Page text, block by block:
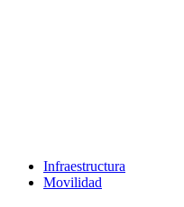
Infraestructura
Movilidad